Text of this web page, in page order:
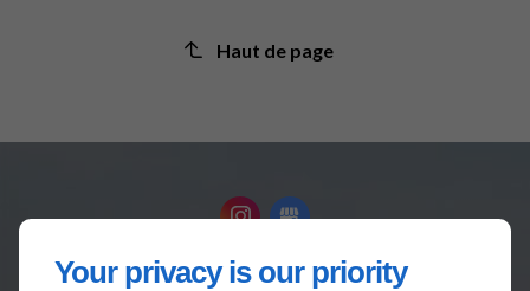
Your privacy is our priority
Haut de page